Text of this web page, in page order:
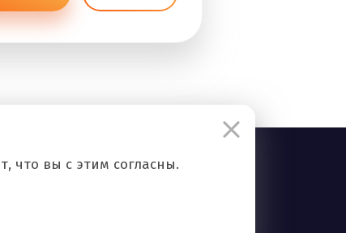
что вы с этим согласны.